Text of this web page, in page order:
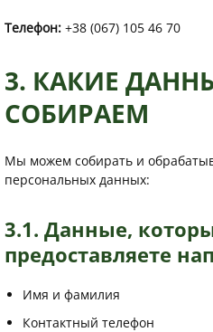
Телефон: +38 (067) 105 46 70
3. КАКИЕ
СОБИРАЕМ
Мы можем собирать и
персональных данных:
3.1. Данные,
предоставляете
Имя и фамилия
Контактный телефон